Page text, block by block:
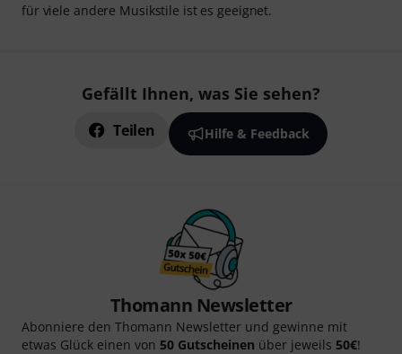
für viele andere Musikstile ist es geeignet.
Gefällt Ihnen, was Sie sehen?
Teilen Hilfe & Feedback
Thomann Newsletter
Abonniere den Thomann Newsletter und gewinne mit
etwas Glück einen von 50 Gutscheinen über jeweils 50€!